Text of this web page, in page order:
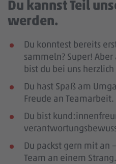
Du kannst Teil
werden.
Du konntest bereits
sammeln? Super!
bist du bei uns
Du hast Spaß am
Freude an Teamarbeit.
Du bist
Du packst gern mit an
Team an einem Strang.